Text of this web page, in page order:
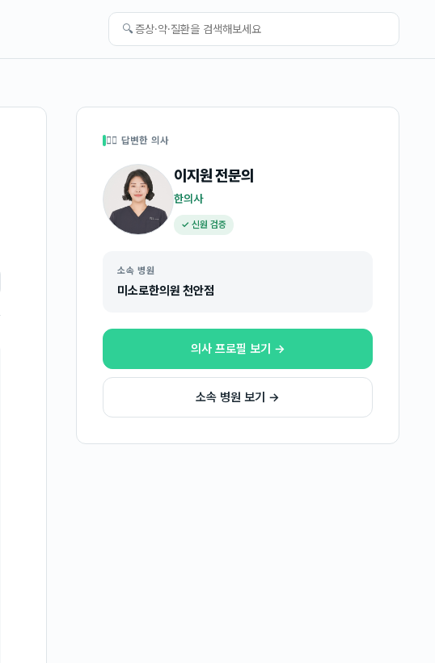
🔍
👩‍⚕️ 답변한 의사
이지원전문의
한의사
✓ 신원 검증
소속 병원
미소로한의원 천안점
의사 프로필 보기 →
소속 병원 보기 →